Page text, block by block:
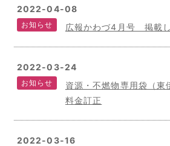
2022-04-08
お知らせ 広報かわづ4月号 掲載
2022-03-24
お知らせ
資源・不燃物専用袋（東
料金訂正
2022-03-16